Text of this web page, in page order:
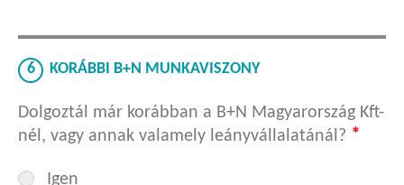
6 KORÁBBI B+N MUNKAVISZONY
Dolgoztál már korábban a B+N Magyarország Kft-
nél, vagy annak valamely leányvállalatánál? *
Igen